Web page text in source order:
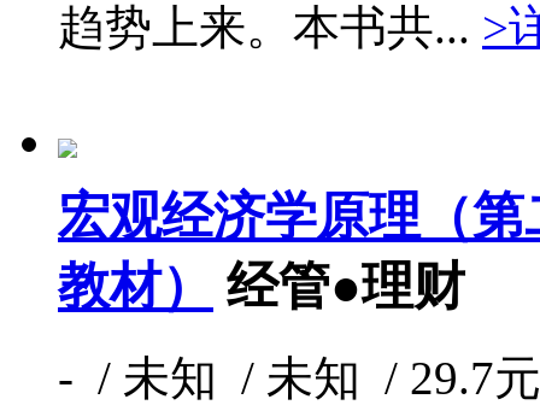
趋势上来。本书共... >
宏观经济学原理（
教材）
经管●理财
- / 未知 / 未知 / 29.7